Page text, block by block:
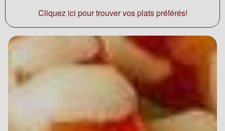
Cliquez ici pour trouver vos plats préférés!